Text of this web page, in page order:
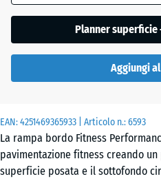
EAN:4251469365933 | Articolo n.:6593
La rampa bordo Fitness
pavimentazione fitness creando
superficie posata e il sottofondo
in blu,
utilizzata
per il
diversa
indicazione
nei dati del
prodotto).
Planner superficie
Aggiungi